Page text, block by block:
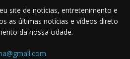
site de notícias, entretenimento e
as últimas notícias e vídeos direto
da nossa cidade.